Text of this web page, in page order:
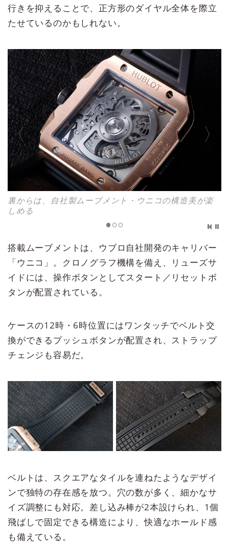
行きを抑えることで、正方形のダイヤル全体を際立
たせているのかもしれない。
裏からは、自社製ムーブメント・ウニコの構造美が楽
しめる
搭載ムーブメントは、ウブロ自社開発のキャリバー
「ウニコ」。クロノグラフ機構を備え、リューズサ
イドには、操作ボタンとしてスタート／リセットボ
タンが配置されている。
ケースの12時・6時位置にはワンタッチでベルト交
換ができるプッシュボタンが配置され、ストラップ
チェンジも容易だ。
ベルトは、スクエアなタイルを連ねたようなデザイ
ンで独特の存在感を放つ。穴の数が多く、細かなサ
イズ調整にも対応。差し込み棒が2本設けられ、1個
飛ばしで固定できる構造により、快適なホールド感
も備えている。